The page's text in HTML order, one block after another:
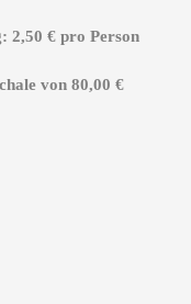
2,50 € pro Person
von 80,00 €